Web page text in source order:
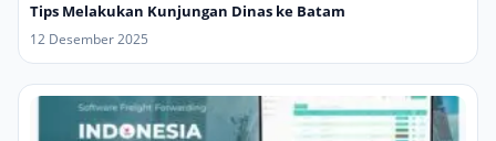
Tips Melakukan Kunjungan Dinas ke Batam
12 Desember 2025